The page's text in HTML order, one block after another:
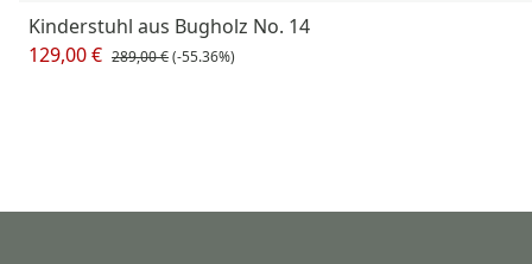
Kinderstuhl aus Bugholz No. 14
129,00 € 289,00 €(-55.36%)